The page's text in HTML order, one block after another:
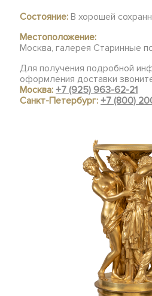
Состояние: В хорошей
Местоположение:
Москва, галерея Старинные
Для получения подробной
оформления доставки
Москва:+7 (925) 963-62-21
Санкт-Петербург:+7 (800)